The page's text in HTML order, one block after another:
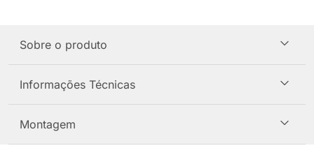
Sobre o produto
Informações Técnicas
Montagem